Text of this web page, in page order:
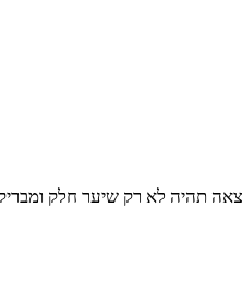
תהיה לא רק שיער חלק